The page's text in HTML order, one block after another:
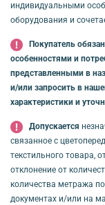
индивидуальными
оборудования и
Покупатель
особенностями и
представленными в
и/или запросить в
характеристики и
Допускается
связанное с
текстильного товара,
отклонение от
количества метража
документах и/или на